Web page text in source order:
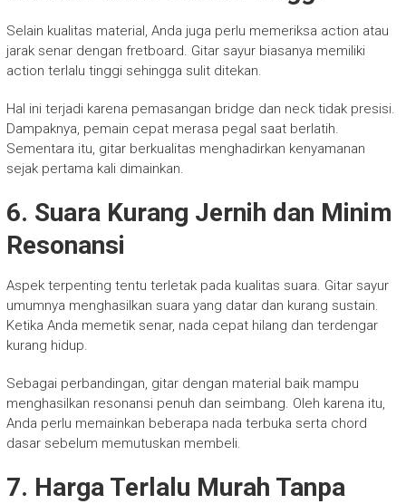
Selain kualitas material, Anda juga perlu memeriksa action atau
jarak senar dengan fretboard. Gitar sayur biasanya memiliki
action terlalu tinggi sehingga sulit ditekan.
Hal ini terjadi karena pemasangan bridge dan neck tidak presisi.
Dampaknya, pemain cepat merasa pegal saat berlatih.
Sementara itu, gitar berkualitas menghadirkan kenyamanan
sejak pertama kali dimainkan.
6. Suara Kurang Jernih dan Minim
Resonansi
Aspek terpenting tentu terletak pada kualitas suara. Gitar sayur
umumnya menghasilkan suara yang datar dan kurang sustain.
Ketika Anda memetik senar, nada cepat hilang dan terdengar
kurang hidup.
Sebagai perbandingan, gitar dengan material baik mampu
menghasilkan resonansi penuh dan seimbang. Oleh karena itu,
Anda perlu memainkan beberapa nada terbuka serta chord
dasar sebelum memutuskan membeli.
7. Harga Terlalu Murah Tanpa